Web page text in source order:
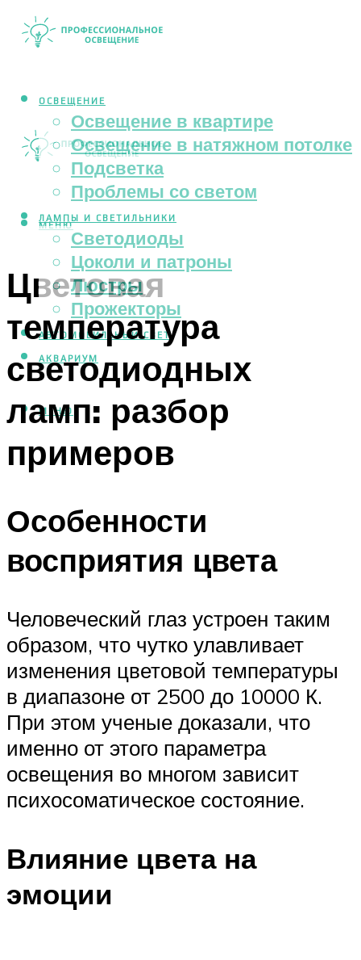
ОСВЕЩЕНИЕ
Освещение в квартире
Освещение в натяжном потолке
Подсветка
Проблемы со светом
ЛАМПЫ И СВЕТИЛЬНИКИ
Светодиоды
Цоколи и патроны
Люстры
Прожекторы
АВТОМОБИЛЬНЫЙ СВЕТ
АКВАРИУМ
МЕНЮ
МЕНЮ
Цветовая
температура
светодиодных
ламп: разбор
примеров
Особенности
восприятия цвета
Человеческий глаз устроен таким
образом, что чутко улавливает
изменения цветовой температуры
в диапазоне от 2500 до 10000 К.
При этом ученые доказали, что
именно от этого параметра
освещения во многом зависит
психосоматическое состояние.
Влияние цвета на
эмоции